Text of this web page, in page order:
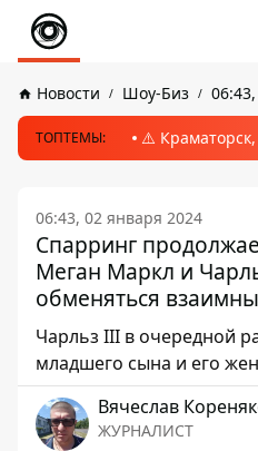
Новости Шоу-Биз
ТОПТЕМЫ: ⚠️ Краматорск,
06:43, 02 января 2024
Спарринг
Меган Маркл и
обменяться
Чарльз III в очередной
младшего сына и его
Вячеслав
ЖУРНАЛИСТ